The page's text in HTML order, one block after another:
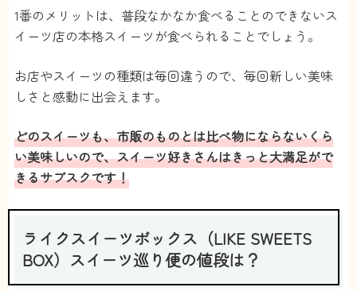
あるので楽しいです。
【美味しさ】
どのお店のお菓子も最高に美味しいです！4回位届き
特に美味しかったのはカヌレ。
カヌレってコンビニとかに売ってるやつと、こうい
う本格的なやつとでは別の食べ物っていうレベルで
いくつかデパ地下とかのカヌレを食べてきました
が、スイーツ巡り便のカヌレが1番美味しかったで
す。もちろんコンビニよりも。
お店の情報も教えてくれるので、いつか行きたい
【見た目】
高級感があります。プレゼントにも良さそう。
【配送頻度】
月1でOKです
【継続】
1番のメリットは、普段なかなか食べることのできないス
イーツ店の本格スイーツが食べられることでしょう。
お店やスイーツの種類は毎回違うので、毎回新しい美味
しさと感動に出会えます。
どのスイーツも、市販のものとは比べ物にならないくら
い美味しいので、スイーツ好きさんはきっと大満足がで
きるサブスクです！
ライクスイーツボックス（LIKE SWEETS
BOX）スイーツ巡り便の値段は？